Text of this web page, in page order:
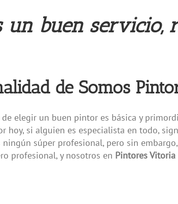
un buen servicio,
de Somos
elegir un buen pintor es básica y
hoy, si alguien es especialista en todo,
súper profesional, pero sin
profesional, y nosotros en Pintores Vitoria